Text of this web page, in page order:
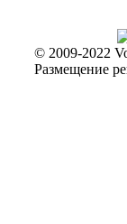
© 2009-2022
Размещение